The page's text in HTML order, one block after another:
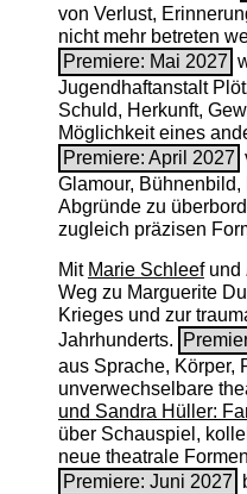
von Verlust,
nicht mehr betreten
Premiere: Mai 2027
Jugendhaftanstalt
Schuld, Herkunft,
Möglichkeit eines
Premiere: April 2027
Glamour,
Abgründe zu
zugleich präzisen
Mit Marie Schleefund
Weg zu Marguerite
Krieges und zur
Jahrhunderts.
aus Sprache, Körper,
unverwechselbare
und Sandra Hüller:
über Schauspiel,
neue theatrale
Premiere: Juni 2027